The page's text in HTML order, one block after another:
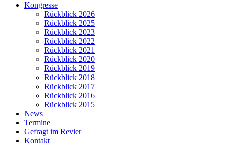
Kongresse
Rückblick 2026
Rückblick 2025
Rückblick 2023
Rückblick 2022
Rückblick 2021
Rückblick 2020
Rückblick 2019
Rückblick 2018
Rückblick 2017
Rückblick 2016
Rückblick 2015
News
Termine
Gefragt im Revier
Kontakt